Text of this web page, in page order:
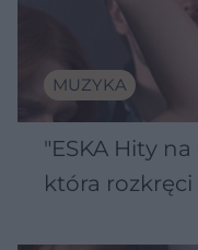
MUZYKA
"ESKA Hity
która